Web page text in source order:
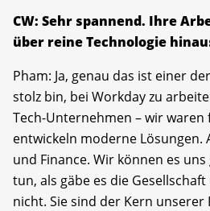
CW: Sehr spannend. Ihre
über reine Technologie
Pham: Ja, genau das ist einer
stolz bin, bei Workday zu
Tech-Unternehmen – wir
entwickeln moderne Lösungen.
und Finance. Wir können es
tun, als gäbe es die
nicht. Sie sind der Kern unserer